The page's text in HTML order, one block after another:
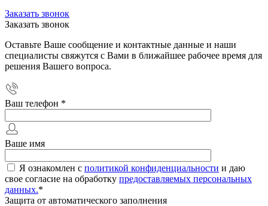
Заказать звонок
Заказать звонок
Оставьте Ваше сообщение и контактные данные и наши
специалисты свяжутся с Вами в ближайшее рабочее время для
решения Вашего вопроса.
Ваш телефон *
Ваше имя
Я ознакомлен с политикой конфиденциальности и даю
свое согласие на обработку предоставляемых персональных
данных.*
Защита от автоматического заполнения